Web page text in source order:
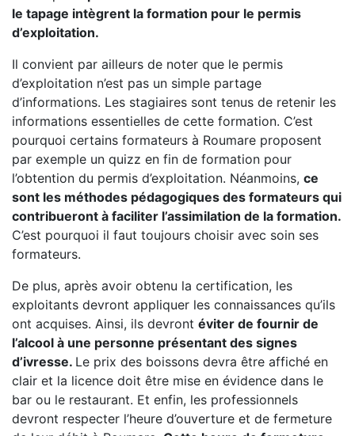
le tapage intègrent la formation pour le permis
d’exploitation.
Il convient par ailleurs de noter que le permis
d’exploitation n’est pas un simple partage
d’informations. Les stagiaires sont tenus de retenir les
informations essentielles de cette formation. C’est
pourquoi certains formateurs à Roumare proposent
par exemple un quizz en fin de formation pour
l’obtention du permis d’exploitation. Néanmoins, ce
sont les méthodes pédagogiques des formateurs qui
contribueront à faciliter l’assimilation de la formation.
C’est pourquoi il faut toujours choisir avec soin ses
formateurs.
De plus, après avoir obtenu la certification, les
exploitants devront appliquer les connaissances qu’ils
ont acquises. Ainsi, ils devront éviter de fournir de
l’alcool à une personne présentant des signes
d’ivresse. Le prix des boissons devra être affiché en
clair et la licence doit être mise en évidence dans le
bar ou le restaurant. Et enfin, les professionnels
devront respecter l’heure d’ouverture et de fermeture